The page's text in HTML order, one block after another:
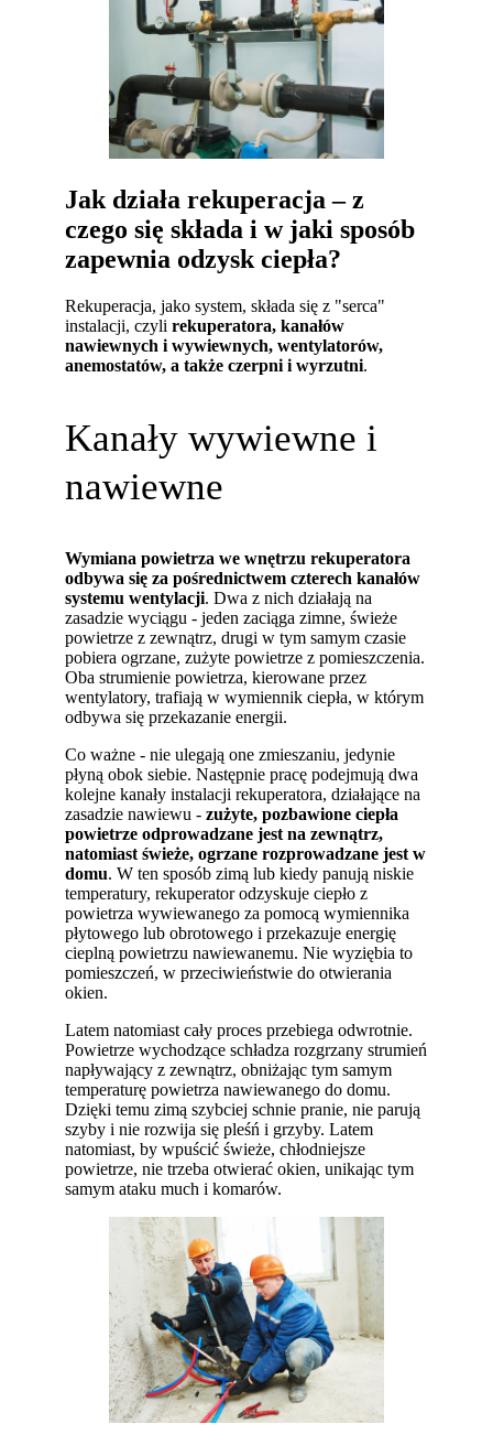
Jak działa rekuperacja – z
czego się składa i w jaki sposób
zapewnia odzysk ciepła?
Rekuperacja, jako system, składa się z "serca"
instalacji, czylirekuperatora, kanałów
nawiewnych i wywiewnych, wentylatorów,
anemostatów, a także czerpni i wyrzutni.
Kanały wywiewne i
nawiewne
Wymiana powietrza we wnętrzu rekuperatora
odbywa się za pośrednictwem czterech kanałów
systemu wentylacji. Dwa z nich działają na
zasadzie wyciągu - jeden zaciąga zimne, świeże
powietrze z zewnątrz, drugi w tym samym czasie
pobiera ogrzane, zużyte powietrze z pomieszczenia.
Oba strumienie powietrza, kierowane przez
wentylatory, trafiają w wymiennik ciepła, w którym
odbywa się przekazanie energii.
Co ważne - nie ulegają one zmieszaniu, jedynie
płyną obok siebie. Następnie pracę podejmują dwa
kolejne kanały instalacji rekuperatora, działające na
zasadzie nawiewu -zużyte, pozbawione ciepła
powietrze odprowadzane jest na zewnątrz,
natomiast świeże, ogrzane rozprowadzane jest w
domu. W ten sposób zimą lub kiedy panują niskie
temperatury, rekuperator odzyskuje ciepło z
powietrza wywiewanego za pomocą wymiennika
płytowego lub obrotowego i przekazuje energię
cieplną powietrzu nawiewanemu. Nie wyziębia to
pomieszczeń, w przeciwieństwie do otwierania
okien.
Latem natomiast cały proces przebiega odwrotnie.
Powietrze wychodzące schładza rozgrzany strumień
napływający z zewnątrz, obniżając tym samym
temperaturę powietrza nawiewanego do domu.
Dzięki temu zimą szybciej schnie pranie, nie parują
szyby i nie rozwija się pleśń i grzyby. Latem
natomiast, by wpuścić świeże, chłodniejsze
powietrze, nie trzeba otwierać okien, unikając tym
samym ataku much i komarów.